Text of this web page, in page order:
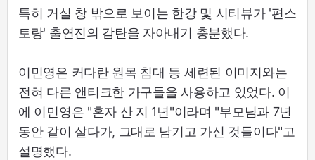
특히 거실 창 밖으로 보이는 한강 및 시티뷰가 '편스
토랑' 출연진의 감탄을 자아내기 충분했다.
이민영은 커다란 원목 침대 등 세련된 이미지와는
전혀 다른 앤티크한 가구들을 사용하고 있었다. 이
에 이민영은 "혼자 산 지 1년"이라며 "부모님과 7년
동안 같이 살다가, 그대로 남기고 가신 것들이다"고
설명했다.